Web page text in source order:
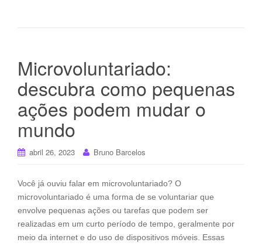
Microvoluntariado:
descubra como pequenas
ações podem mudar o
mundo
abril 26, 2023 Bruno Barcelos
Você já ouviu falar em microvoluntariado? O
microvoluntariado é uma forma de se voluntariar que
envolve pequenas ações ou tarefas que podem ser
realizadas em um curto período de tempo, geralmente por
meio da internet e do uso de dispositivos móveis. Essas